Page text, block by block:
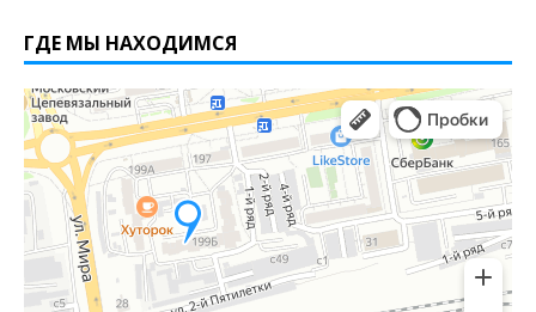
ОМС Торосова Светлана Алексеевна;
ТФОМС РХ.
ГДЕ МЫ НАХОДИМСЯ